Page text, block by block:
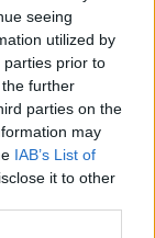
seeing
utilized by
parties prior to
further
parties on the
may
IAB’s List of
it to other